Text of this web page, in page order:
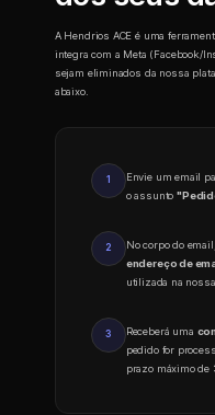
A Hendrios ACE é uma
integra com a Meta (Facebook/
sejam eliminados da nossa
abaixo.
1 Envie um email
o assunto
2 No corpo do
endereço de
utilizada na
3 Receberá uma
pedido for
prazo máximo de